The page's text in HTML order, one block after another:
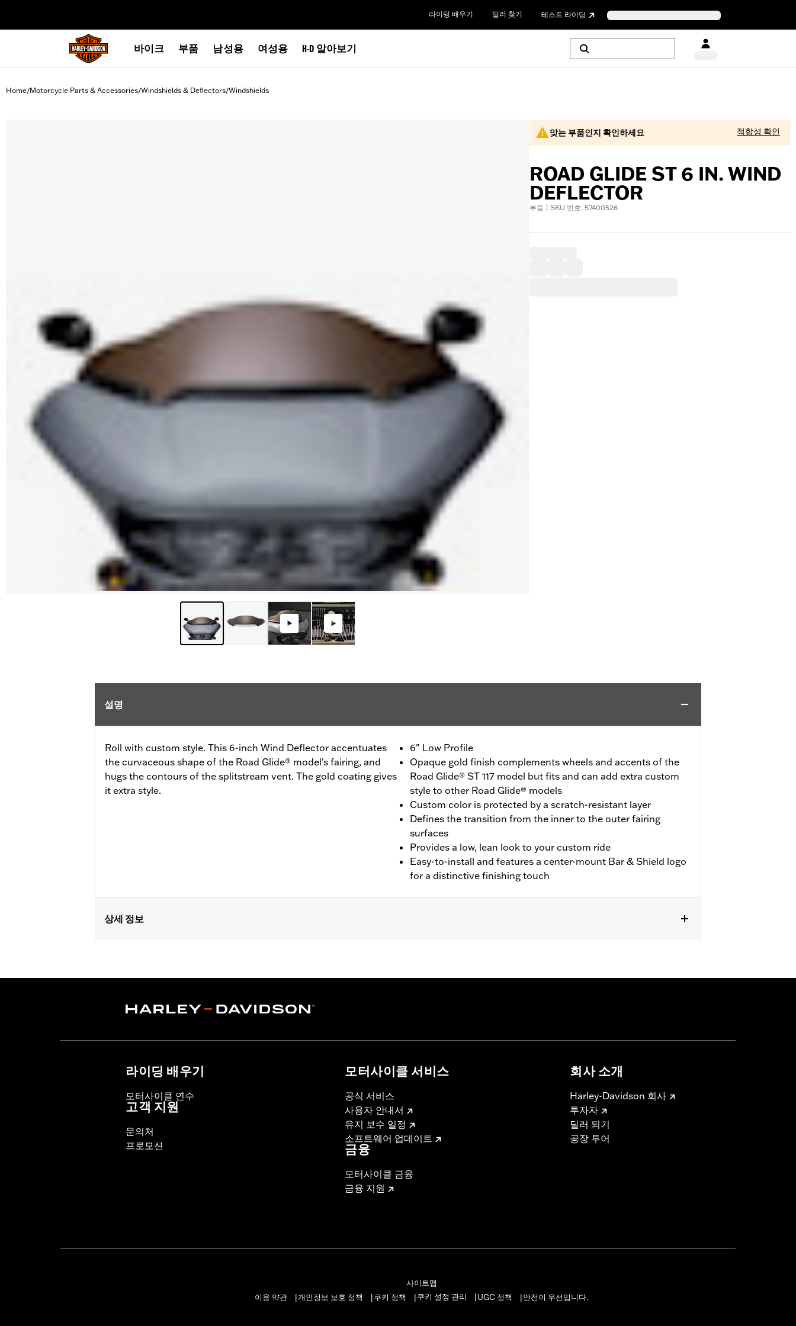
라이딩 배우기 딜러 찾기 테스트 라이딩
바이크 부품 남성용 여성용 H-D 알아보기
Home/Motorcycle Parts & Accessories/Windshields & Deflectors/Windshields
맞는 부품인지 확인하세요 적합성 확인
ROAD GLIDE ST 6 IN. WIND
DEFLECTOR
부품 | SKU 번호: 57400526
설명
Roll with custom style. This 6-inch Wind Deflector accentuates
the curvaceous shape of the Road Glide® model's fairing, and
hugs the contours of the splitstream vent. The gold coating gives
it extra style.
6" Low Profile
Opaque gold finish complements wheels and accents of the
Road Glide® ST 117 model but fits and can add extra custom
style to other Road Glide® models
Custom color is protected by a scratch-resistant layer
Defines the transition from the inner to the outer fairing
surfaces
Provides a low, lean look to your custom ride
Easy-to-install and features a center-mount Bar & Shield logo
for a distinctive finishing touch
상세 정보
Sold In Units:Each
Width: 26.75 Inches
라이딩 배우기
모터사이클 연수
고객 지원
문의처
프로모션
모터사이클 서비스
공식 서비스
사용자 안내서
유지 보수 일정
소프트웨어 업데이트
금융
모터사이클 금융
금융 지원
회사 소개
Harley-Davidson 회사
투자자
딜러 되기
공장 투어
사이트맵
이용 약관
개인정보 보호 정책 쿠키 정책 쿠키 설정 관리 UGC 정책 안전이 우선입니다.